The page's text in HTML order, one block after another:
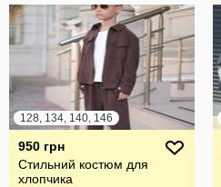
128, 134, 140, 146
950 грн
Стильний костюм для
хлопчика